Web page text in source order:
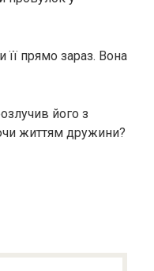
прямо зараз. Вона
його з
життям дружини?